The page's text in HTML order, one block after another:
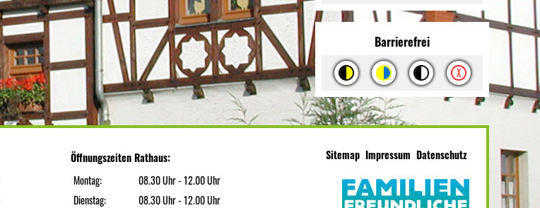
Barrierefrei
Öffnungszeiten Rathaus:
Montag:
08.30 Uhr - 12.00 Uhr
Dienstag:
08.30 Uhr - 12.00 Uhr
Sitemap Impressum Datenschutz